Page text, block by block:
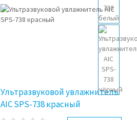
Ультразвуковой увлажнитель
AIC SPS-738 красный